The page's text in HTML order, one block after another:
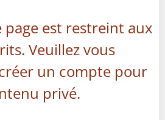
page est restreint aux
Veuillez vous
un compte pour
privé.